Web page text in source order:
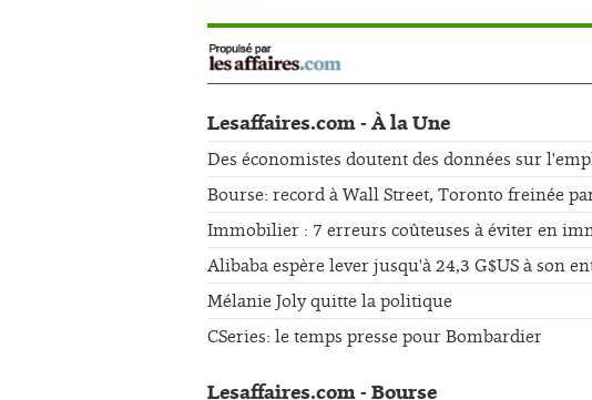
Lesaffaires.com - À la Une
Des économistes doutent des données sur
Bourse: record à Wall Street, Toronto freinée
Immobilier : 7 erreurs coûteuses à éviter en
Alibaba espère lever jusqu'à 24,3 G$US à son
Mélanie Joly quitte la politique
CSeries: le temps presse pour Bombardier
Lesaffaires.com - Bourse